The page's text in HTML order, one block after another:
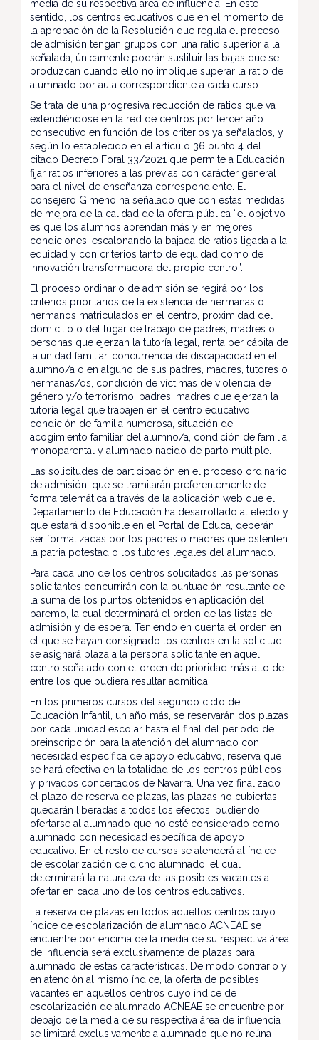
media de su respectiva área de influencia. En este
sentido, los centros educativos que en el momento de
la aprobación de la Resolución que regula el proceso
de admisión tengan grupos con una ratio superior a la
señalada, únicamente podrán sustituir las bajas que se
produzcan cuando ello no implique superar la ratio de
alumnado por aula correspondiente a cada curso.
Se trata de una progresiva reducción de ratios que va
extendiéndose en la red de centros por tercer año
consecutivo en función de los criterios ya señalados, y
según lo establecido en el artículo 36 punto 4 del
citado Decreto Foral 33/2021 que permite a Educación
fijar ratios inferiores a las previas con carácter general
para el nivel de enseñanza correspondiente. El
consejero Gimeno ha señalado que con estas medidas
de mejora de la calidad de la oferta pública “el objetivo
es que los alumnos aprendan más y en mejores
condiciones, escalonando la bajada de ratios ligada a la
equidad y con criterios tanto de equidad como de
innovación transformadora del propio centro”.
El proceso ordinario de admisión se regirá por los
criterios prioritarios de la existencia de hermanas o
hermanos matriculados en el centro, proximidad del
domicilio o del lugar de trabajo de padres, madres o
personas que ejerzan la tutoría legal, renta per cápita de
la unidad familiar, concurrencia de discapacidad en el
alumno/a o en alguno de sus padres, madres, tutores o
hermanas/os, condición de víctimas de violencia de
género y/o terrorismo; padres, madres que ejerzan la
tutoría legal que trabajen en el centro educativo,
condición de familia numerosa, situación de
acogimiento familiar del alumno/a, condición de familia
monoparental y alumnado nacido de parto múltiple.
Las solicitudes de participación en el proceso ordinario
de admisión, que se tramitarán preferentemente de
forma telemática a través de la aplicación web que el
Departamento de Educación ha desarrollado al efecto y
que estará disponible en el Portal de Educa, deberán
ser formalizadas por los padres o madres que ostenten
la patria potestad o los tutores legales del alumnado.
Para cada uno de los centros solicitados las personas
solicitantes concurrirán con la puntuación resultante de
la suma de los puntos obtenidos en aplicación del
baremo, la cual determinará el orden de las listas de
admisión y de espera. Teniendo en cuenta el orden en
el que se hayan consignado los centros en la solicitud,
se asignará plaza a la persona solicitante en aquel
centro señalado con el orden de prioridad más alto de
entre los que pudiera resultar admitida.
En los primeros cursos del segundo ciclo de
Educación Infantil, un año más, se reservarán dos plazas
por cada unidad escolar hasta el final del periodo de
preinscripción para la atención del alumnado con
necesidad específica de apoyo educativo, reserva que
se hará efectiva en la totalidad de los centros públicos
y privados concertados de Navarra. Una vez finalizado
el plazo de reserva de plazas, las plazas no cubiertas
quedarán liberadas a todos los efectos, pudiendo
ofertarse al alumnado que no esté considerado como
alumnado con necesidad específica de apoyo
educativo. En el resto de cursos se atenderá al índice
de escolarización de dicho alumnado, el cual
determinará la naturaleza de las posibles vacantes a
ofertar en cada uno de los centros educativos.
La reserva de plazas en todos aquellos centros cuyo
índice de escolarización de alumnado ACNEAE se
encuentre por encima de la media de su respectiva área
de influencia será exclusivamente de plazas para
alumnado de estas características. De modo contrario y
en atención al mismo índice, la oferta de posibles
vacantes en aquellos centros cuyo índice de
escolarización de alumnado ACNEAE se encuentre por
debajo de la media de su respectiva área de influencia
se limitará exclusivamente a alumnado que no reúna